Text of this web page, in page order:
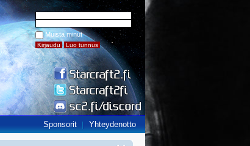
Muista minut
Sponsorit Yhteydenotto